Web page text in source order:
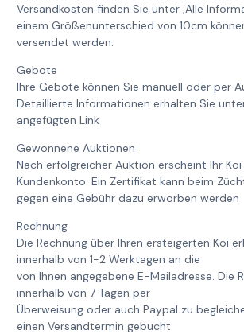
Versandkosten finden Sie unter ‚Alle
einem Größenunterschied von 10cm
versendet werden.
Gebote
Ihre Gebote können Sie manuell oder per
Detaillierte Informationen erhalten Sie
angefügten Link
Gewonnene Auktionen
Nach erfolgreicher Auktion erscheint Ihr Koi
Kundenkonto. Ein Zertifikat kann beim
gegen eine Gebühr dazu erworben werden
Rechnung
Die Rechnung über Ihren ersteigerten Koi
innerhalb von 1-2 Werktagen an die
von Ihnen angegebene E-Mailadresse. Die
innerhalb von 7 Tagen per
Überweisung oder auch Paypal zu
einen Versandtermin gebucht